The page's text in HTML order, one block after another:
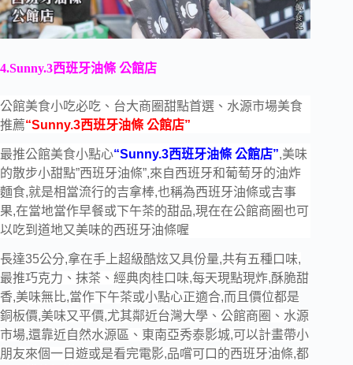
4.Sunny.3西班牙油條 公館店
公館美食小吃必吃、台大商圈甜點首選、水源市場美食
推薦“Sunny.3西班牙油條 公館店”
最推公館美食小點心“Sunny.3西班牙油條 公館店”,美味
的散步小甜點”西班牙油條”,來自西班牙和葡萄牙的油炸
麵食,就是相當流行的吉拿棒,也稱為西班牙油條或吉事
果,在當地當作早餐或下午茶的甜品,現在在公館商圈也可
以吃到道地又美味的西班牙油條喔
長達35公分,拿在手上超級酷炫又具份量,共有五種口味,
最推巧克力、抹茶、經典肉桂口味,每天現點現炸,酥脆甜
香,美味無比,當作下午茶或小點心正適合,而且價位都是
銅板價,美味又平價,尤其鄰近台灣大學、公館商圈、水源
市場,還靠近自然水源區、東南亞秀泰影城,可以計畫帶小
朋友來個一日遊或是看完電影,品嚐可口的西班牙油條,都